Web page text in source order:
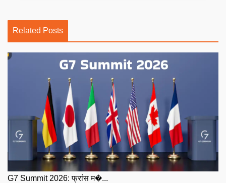
Related Posts
G7 Summit 2026: फ्रांस म�...